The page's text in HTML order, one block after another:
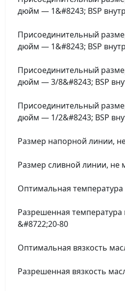
дюйм — 1&#8243; BSP
Присоединительный
дюйм — 1&#8243; BSP
Присоединительный
дюйм — 3/8&#8243; BSP
Присоединительный
дюйм — 1/2&#8243; BSP
Размер напорной линии,
Размер сливной линии,
Оптимальная температура
Разрешенная температура
&#8722;20-80
Оптимальная вязкость
Разрешенная вязкость